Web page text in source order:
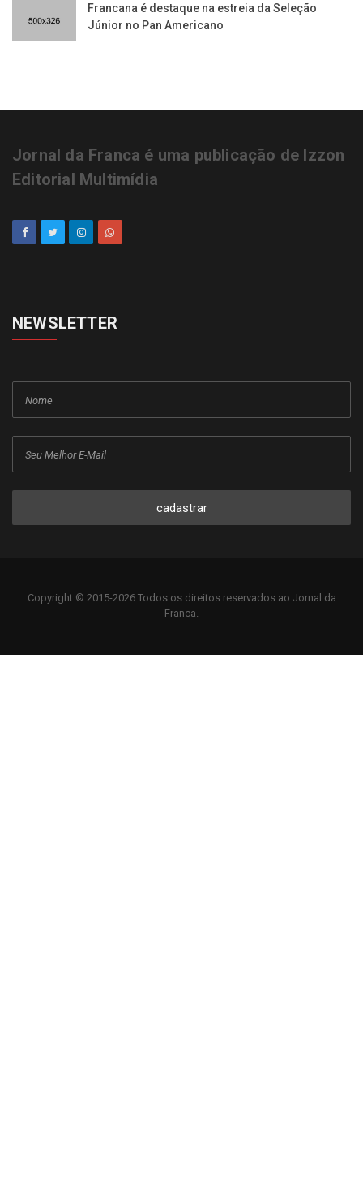
Francana é destaque na estreia da Seleção
Júnior no Pan Americano
Jornal da Franca é uma publicação de Izzon
Editorial Multimídia
NEWSLETTER
cadastrar
Copyright © 2015-2026 Todos os direitos reservados ao Jornal da
Franca.